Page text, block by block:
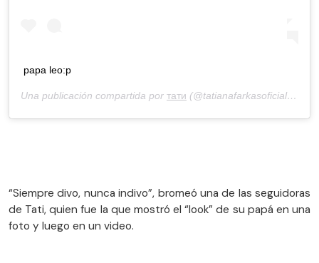
papa leo:p
Una publicación compartida por тати (@tatianafarkasoficial) el
“Siempre divo, nunca indivo”, bromeó una de las seguidoras
de Tati, quien fue la que mostró el “look” de su papá en una
foto y luego en un video.